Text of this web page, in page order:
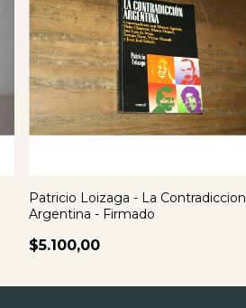
Patricio Loizaga - La Contradiccion
Argentina - Firmado
$5.100,00